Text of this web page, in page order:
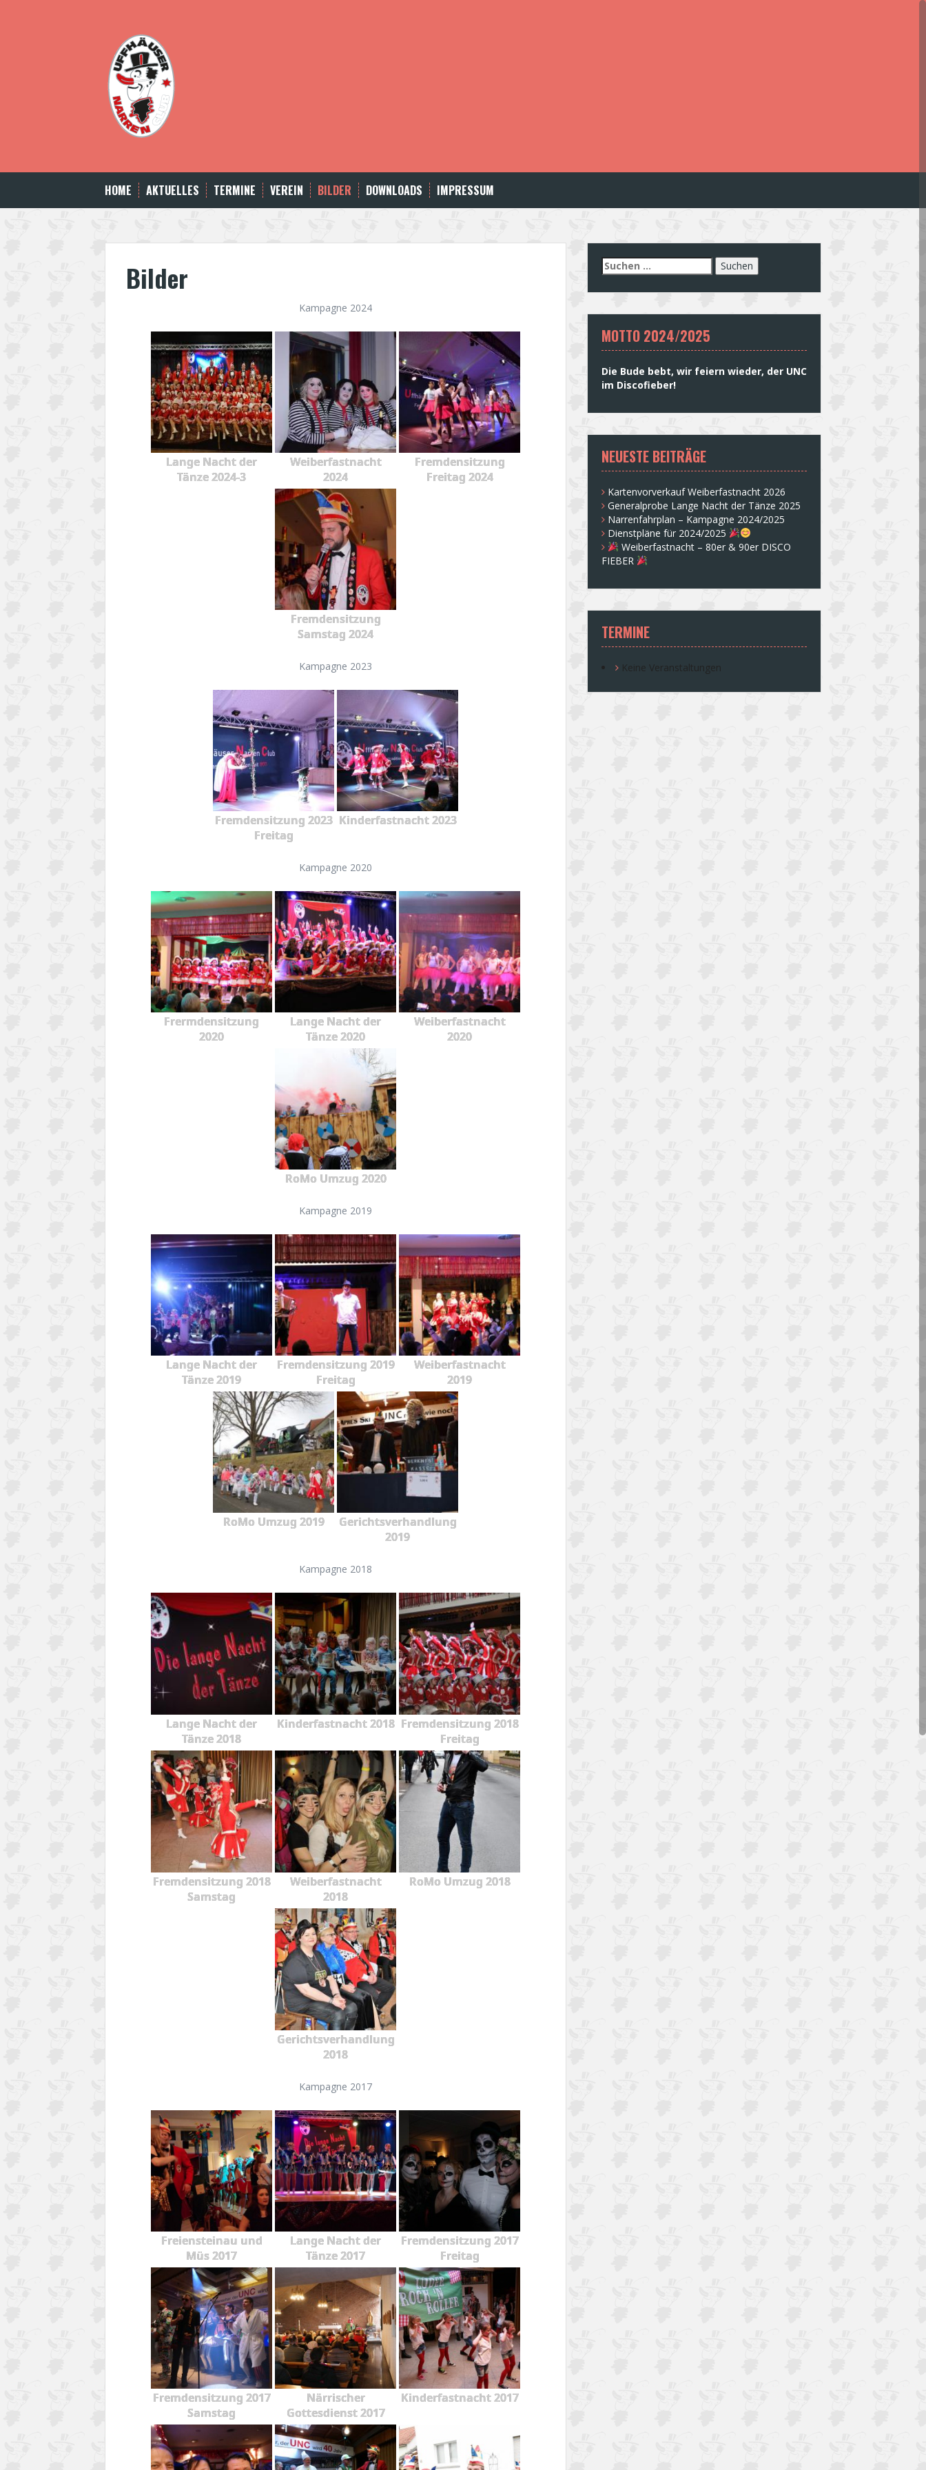
HOME AKTUELLES TERMINE VEREIN BILDER DOWNLOADS IMPRESSUM
Bilder
Kampagne 2024
Lange Nacht der
Tänze 2024-3
Weiberfastnacht
2024
Fremdensitzung
Freitag 2024
Fremdensitzung
Samstag 2024
Kampagne 2023
Fremdensitzung 2023
Freitag
Kinderfastnacht 2023
Kampagne 2020
Frermdensitzung
2020
Lange Nacht der
Tänze 2020
Weiberfastnacht
2020
RoMo Umzug 2020
Kampagne 2019
Lange Nacht der
Tänze 2019
Fremdensitzung 2019
Freitag
Weiberfastnacht
2019
RoMo Umzug 2019
Gerichtsverhandlung
2019
Kampagne 2018
Lange Nacht der
Tänze 2018
Kinderfastnacht 2018 Fremdensitzung 2018
Freitag
Fremdensitzung 2018
Samstag
Weiberfastnacht
2018
RoMo Umzug 2018
Gerichtsverhandlung
2018
Kampagne 2017
Freiensteinau und
Müs 2017
Lange Nacht der
Tänze 2017
Fremdensitzung 2017
Freitag
Fremdensitzung 2017
Samstag
Närrischer
Gottesdienst 2017
Kinderfastnacht 2017
Suchen
nach:
MOTTO 2024/2025
Die Bude bebt, wir feiern wieder, der UNC
im Discofieber!
NEUESTE BEITRÄGE
Kartenvorverkauf Weiberfastnacht 2026
Generalprobe Lange Nacht der Tänze 2025
Narrenfahrplan – Kampagne 2024/2025
Dienstpläne für 2024/2025
Weiberfastnacht – 80er & 90er DISCO
FIEBER
TERMINE
Keine Veranstaltungen